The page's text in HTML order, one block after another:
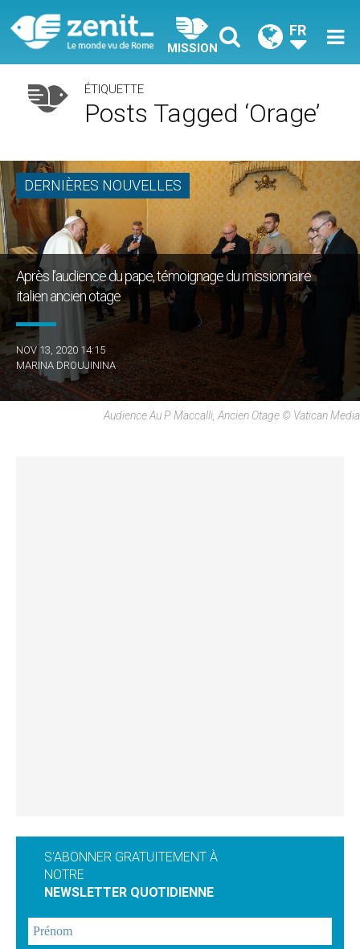
MISSION
FR
ÉTIQUETTE
Posts Tagged ‘orage’
DERNIÈRES NOUVELLES
Après l’audience du pape, témoignage du missionnaire
italien ancien otage
NOV 13, 2020 14:15
MARINA DROUJININA
Audience Au P. Maccalli, Ancien Otage © Vatican Media
S'ABONNER GRATUITEMENT À
NOTRE
NEWSLETTER QUOTIDIENNE